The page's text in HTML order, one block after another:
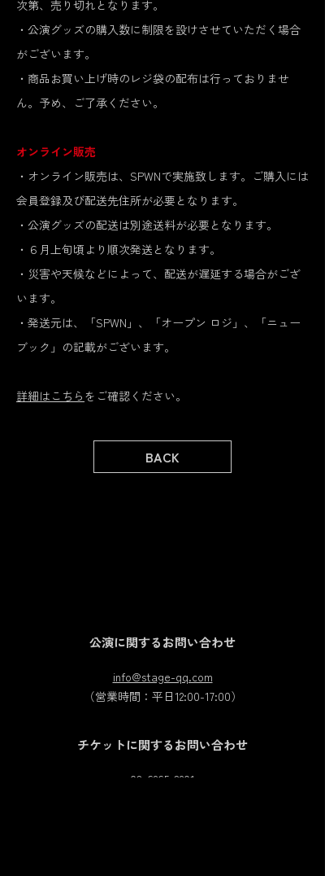
次第、売り切れとなります。
・公演グッズの購入数に制限を設けさせていただく場合
がございます。
・商品お買い上げ時のレジ袋の配布は行っておりませ
ん。予め、ご了承ください。
オンライン販売
・オンライン販売は、SPWNで実施致します。ご購入には
会員登録及び配送先住所が必要となります。
・公演グッズの配送は別途送料が必要となります。
・６月上旬頃より順次発送となります。
・災害や天候などによって、配送が遅延する場合がござ
います。
・発送元は、「SPWN」、「オープン ロジ」、「ニュー
ブック」の記載がございます。
詳細はこちら をご確認ください。
BACK
公演に関するお問い合わせ
info@stage-qq.com
（営業時間：平日12:00-17:00）
チケットに関するお問い合わせ
03-6265-3201